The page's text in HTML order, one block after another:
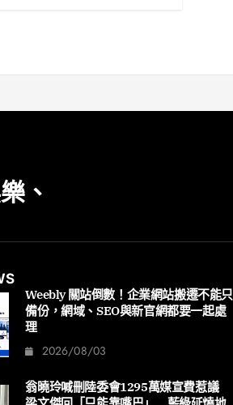
、
Weebly 關站倒數！企業網站搬遷不能只
備份，網域、SEO與新官網都要一起處
理
2026/08/03
翁曉玲喊刪陸委會1295萬媒宣費惹議